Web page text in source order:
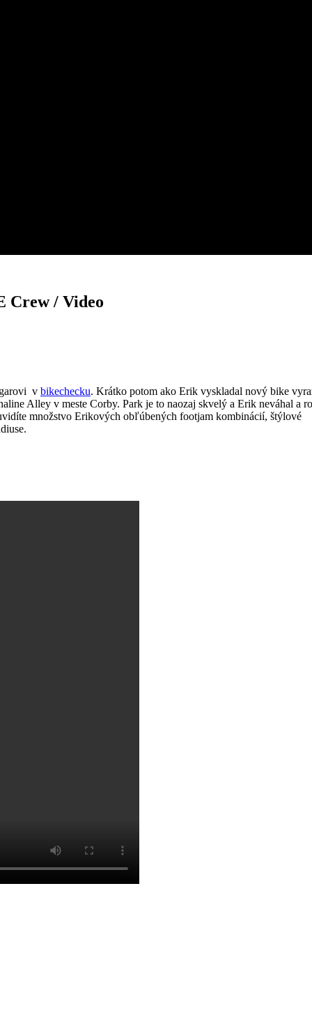
Crew / Video
v bikechecku. Krátko potom ako Erik vyskladal nový bike
Alley v meste Corby. Park je to naozaj skvelý a Erik neváhal a
množstvo Erikových obľúbených footjam kombinácií, štýlové